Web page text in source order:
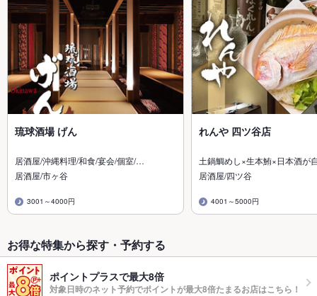
琉球酒場 げん
居酒屋/沖縄料理/和食/宴会/個室/…
居酒屋/市ヶ谷
3001～4000円
れんや 四ツ谷店
土鍋鯛めし×生本鮪×日本酒が
居酒屋/四ツ谷
4001～5000円
お得な特集から探す・予約する
ポイントプラスで最大8倍
対象日時のネット予約でポイントが最大8倍たまるお店はこちら！